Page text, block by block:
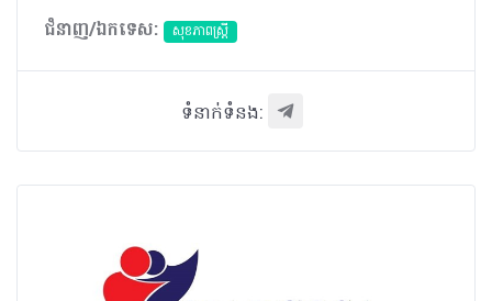
ជំនាញ/ឯកទេស:
សុខភាពស្រ្តី
ទំនាក់ទំនង: